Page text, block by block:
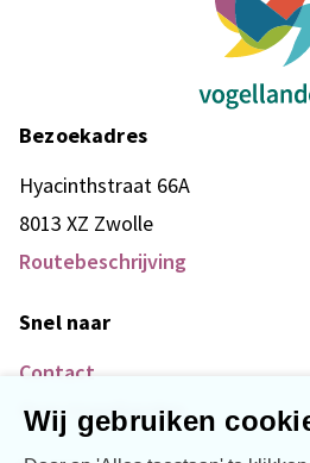
Wij gebruiken
Bezoekadres
Hyacinthstraat 66A
8013 XZ Zwolle
Routebeschrijving
Snel naar
Contact
Over Vogellanden